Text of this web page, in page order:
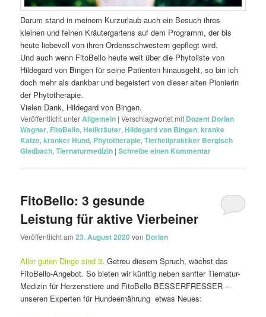
Darum stand in meinem Kurzurlaub auch ein Besuch ihres
kleinen und feinen Kräutergartens auf dem Programm, der bis
heute liebevoll von ihren Ordensschwestern gepflegt wird.
Und auch wenn FitoBello heute weit über die Phytoliste von
Hildegard von Bingen für seine Patienten hinausgeht, so bin ich
doch mehr als dankbar und begeistert von dieser alten Pionierin
der Phytotherapie.
Vielen Dank, Hildegard von Bingen.
Veröffentlicht unterAllgemein |Verschlagwortet mit Dozent Dorian
Wagner, FitoBello,Heilkräuter,Hildegard von Bingen,kranke
Katze,kranker Hund, Phytotherapie,Tierheilpraktiker Bergisch
Gladbach,Tiernaturmedizin |Schreibe einen Kommentar
FitoBello: 3 gesunde
Leistung für aktive Vierbeiner
Veröffentlicht am23. August 2020von Dorian
Aller guten Dinge sind 3. Getreu diesem Spruch, wächst das
FitoBello-Angebot. So bieten wir künftig neben sanfter Tiernatur-
Medizin für Herzenstiere und FitoBello BESSERFRESSER –
unseren Experten für Hundeernährung etwas Neues: